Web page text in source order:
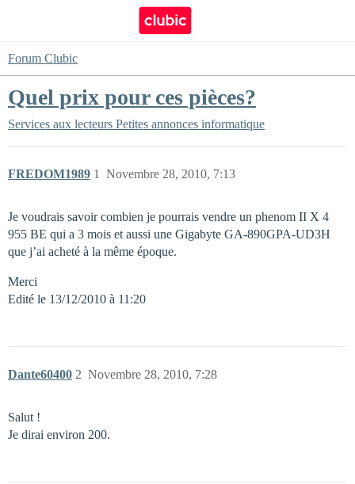
Forum Clubic
Quel prix pour ces pièces?
Services aux lecteurs Petites annonces informatique
FREDOM1989 Novembre 28, 2010, 7:13
1
Je voudrais savoir combien je pourrais vendre un phenom II X 4
955 BE qui a 3 mois et aussi une Gigabyte GA-890GPA-UD3H
que j’ai acheté à la même époque.
Merci
Edité le 13/12/2010 à 11:20
Dante60400 Novembre 28, 2010, 7:28
2
Salut !
Je dirai environ 200.